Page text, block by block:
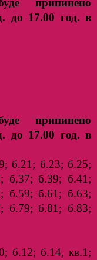
припинено
до 17.00 год. в
припинено
до 17.00 год. в
б.21; б.23; б.25;
б.37; б.39; б.41;
б.59; б.61; б.63;
б.79; б.81; б.83;
б.12; б.14, кв.1;